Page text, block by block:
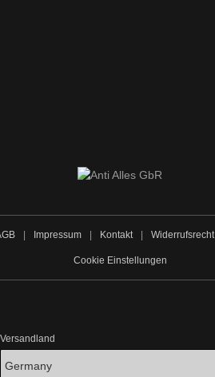
Impressum Kontakt Widerrufsrecht
Cookie Einstellungen
Versandland